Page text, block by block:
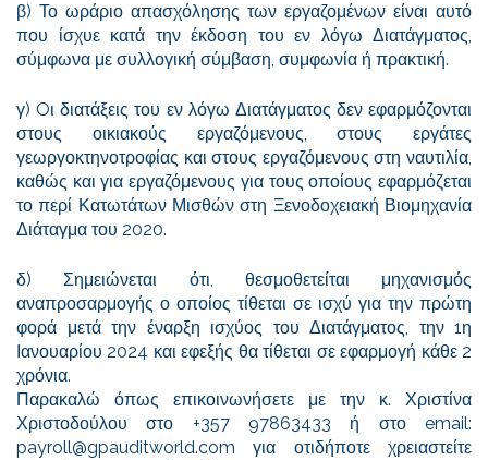
β) Το ωράριο απασχόλησης των εργαζομένων είναι αυτό
που ίσχυε κατά την έκδοση του εν λόγω Διατάγματος,
σύμφωνα με συλλογική σύμβαση, συμφωνία ή πρακτική.
γ) Oι διατάξεις του εν λόγω Διατάγματος δεν εφαρμόζονται
στους οικιακούς εργαζόμενους, στους εργάτες
γεωργοκτηνοτροφίας και στους εργαζόμενους στη ναυτιλία,
καθώς και για εργαζόμενους για τους οποίους εφαρμόζεται
το περί Κατωτάτων Μισθών στη Ξενοδοχειακή Βιομηχανία
Διάταγμα του 2020.
δ) Σημειώνεται ότι, θεσμοθετείται μηχανισμός
αναπροσαρμογής ο οποίος τίθεται σε ισχύ για την πρώτη
φορά μετά την έναρξη ισχύος του Διατάγματος, την 1η
Ιανουαρίου 2024 και εφεξής θα τίθεται σε εφαρμογή κάθε 2
χρόνια.
Παρακαλώ όπως επικοινωνήσετε με την κ. Χριστίνα
Χριστοδούλου στο +357 97863433 ή στο email:
payroll@gpauditworld.com για οτιδήποτε χρειαστείτε